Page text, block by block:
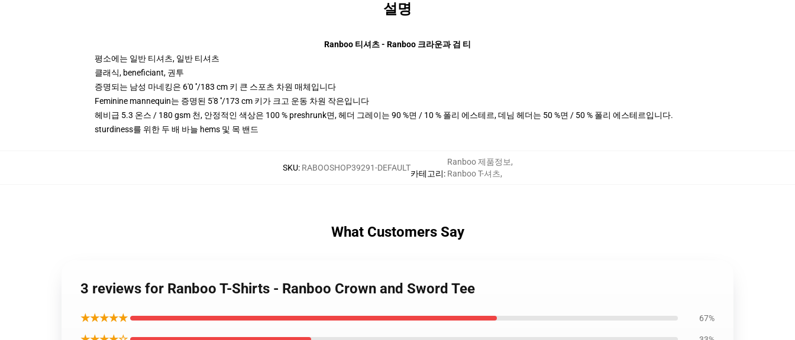
설명
Ranboo 티셔츠 - Ranboo 크라운과 검 티
평소에는 일반 티셔츠, 일반 티셔츠
클래식, beneficiant, 권투
증명되는 남성 마네킹은 6'0 ′′/183 cm 키 큰 스포츠 차원 매체입니다
Feminine mannequin는 증명된 5'8 ′′/173 cm 키가 크고 운동 차원 작은입니다
헤비급 5.3 온스 / 180 gsm 천, 안정적인 색상은 100 % preshrunk면, 헤더 그레이는 90 %면 / 10 % 폴리 에스테르, 데님 헤더는 50 %면 / 50 % 폴리 에스테르입니다.
sturdiness를 위한 두 배 바늘 hems 및 목 밴드
SKU: RABOOSHOP39291-DEFAULT
카테고리:
Ranboo 제품정보,
Ranboo T-셔츠,
What Customers Say
3 reviews for Ranboo T-Shirts - Ranboo Crown and Sword Tee
★★★★★ 67%